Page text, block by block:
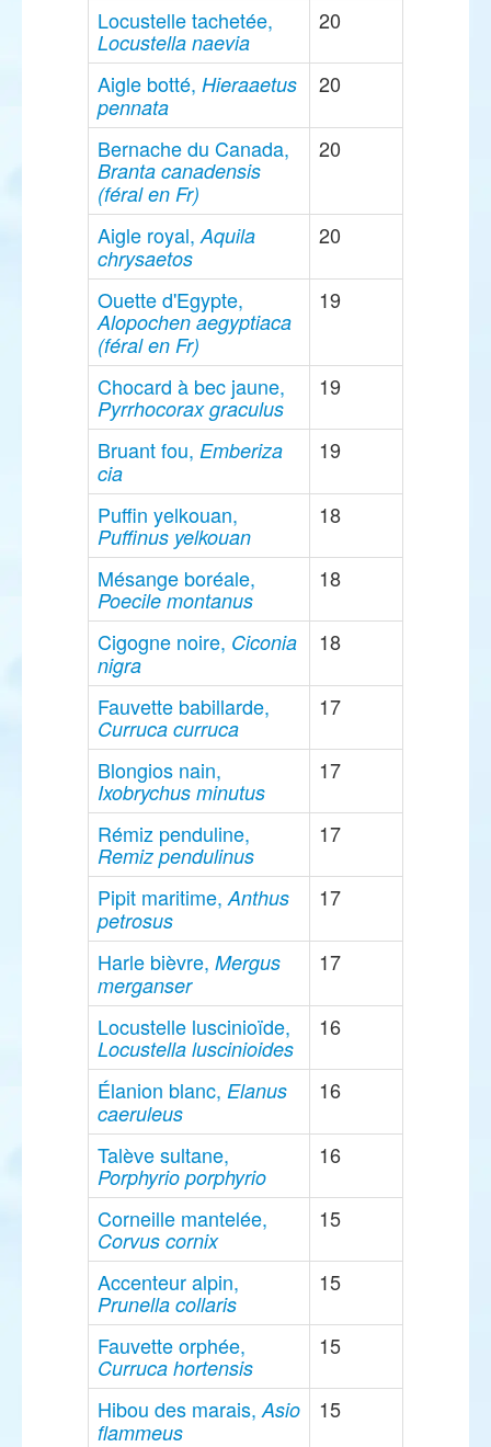
Locustelle tachetée,
Locustella naevia
20
Aigle botté, Hieraaetus
pennata
20
Bernache du Canada,
Branta canadensis
(féral en Fr)
20
Aigle royal,Aquila
chrysaetos
20
Ouette d'Egypte,
Alopochen aegyptiaca
(féral en Fr)
19
Chocard à bec jaune,
Pyrrhocorax graculus
19
Bruant fou, Emberiza
cia
19
Puffin yelkouan,
Puffinus yelkouan
18
Mésange boréale,
Poecile montanus
18
Cigogne noire, Ciconia
nigra
18
Fauvette babillarde,
Curruca curruca
17
Blongios nain,
Ixobrychus minutus
17
Rémiz penduline,
Remiz pendulinus
17
Pipit maritime,Anthus
petrosus
17
Harle bièvre, Mergus
merganser
17
Locustelle luscinioïde,
Locustella luscinioides
16
Élanion blanc, Elanus
caeruleus
16
Talève sultane,
Porphyrio porphyrio
16
Corneille mantelée,
Corvus cornix
15
Accenteur alpin,
Prunella collaris
15
Fauvette orphée,
Curruca hortensis
15
Hibou des marais,Asio
flammeus
15